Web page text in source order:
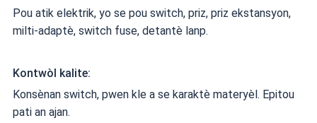
Pou atik elektrik, yo se pou switch, priz, priz ekstansyon,
milti-adaptè, switch fuse, detantè lanp.
Kontwòl kalite:
Konsènan switch, pwen kle a se karaktè materyèl. Epitou
pati an ajan.